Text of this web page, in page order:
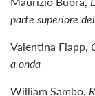
parte superiore
Valentina Flapp,
a onda
William Sambo,